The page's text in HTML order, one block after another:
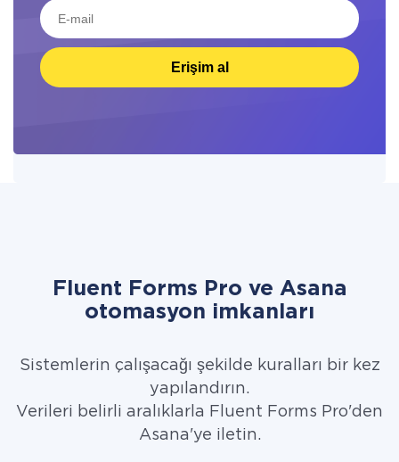
Erişim al
Fluent Forms Pro ve Asana
otomasyon imkanları
Sistemlerin çalışacağı şekilde kuralları bir kez
yapılandırın.
Verileri belirli aralıklarla Fluent Forms Pro'den
Asana'ye iletin.